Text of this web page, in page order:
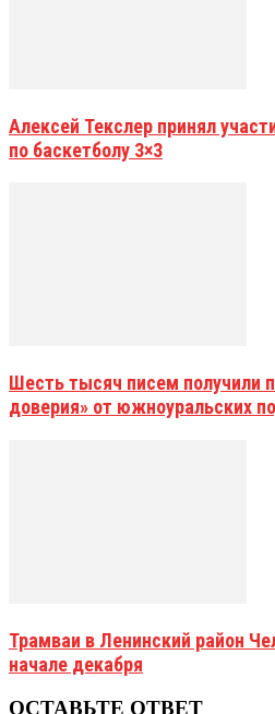
Алексей Текслер принял
по баскетболу 3×3
Шесть тысяч писем получили
доверия» от южноуральских
Трамваи в Ленинский район
начале декабря
ОСТАВЬТЕ ОТВЕТ